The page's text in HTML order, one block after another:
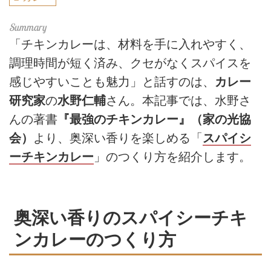
「チキンカレーは、材料を手に入れやすく、
調理時間が短く済み、クセがなくスパイスを
感じやすいことも魅力」と話すのは、 カレー
研究家の水野仁輔さん。本記事では、水野さ
んの著書 『最強のチキンカレー』（家の光協
会）
より、奥深い香りを楽しめる「スパイシ
ーチキンカレー 」のつくり方を紹介します。
奥深い香りのスパイシーチキ
ンカレーのつくり方